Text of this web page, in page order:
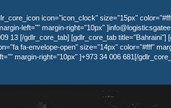
icon="icon_clock" size="15px"
left="" margin-right="10px" ]
13 [/gdlr_core_tab] [gdlr_core_tab
fa-envelope-open" size="14px" color="#fff"
margin-right="10px" ]+973 34 006 681[/